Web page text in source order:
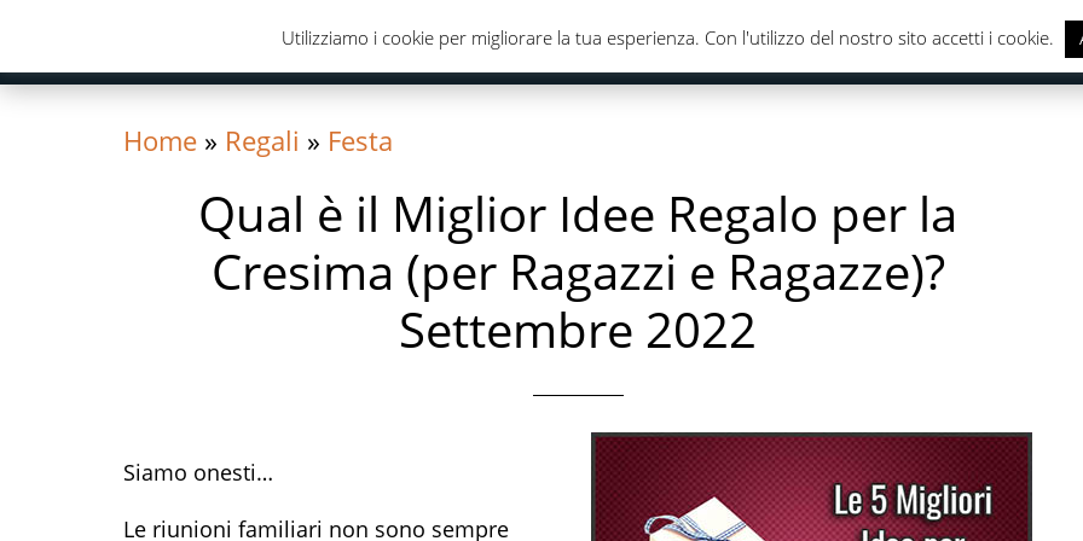
primary
navigation
content
primary
CASA & CUCINA ELETTRONICA SALUTE & CURA DELLA
Home » Regali » Festa
Qual è il Miglior Idee Regalo per la
Cresima (per Ragazzi e Ragazze)?
Settembre 2022
Siamo onesti…
Le riunioni familiari non sono sempre
Utilizziamo i cookie per migliorare la tua esperienza. Con l'utilizzo del nostro sito accetti i cookie.